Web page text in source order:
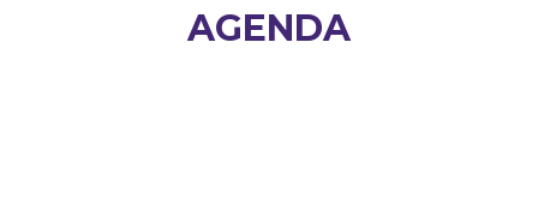
AGENDA